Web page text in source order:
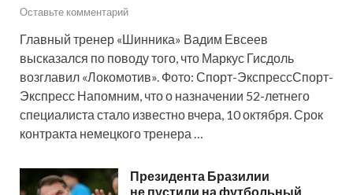
Оставьте комментарий
Главный тренер «Шинника» Вадим Евсеев
высказался по поводу того, что Маркус Гисдоль
возглавил «Локомотив». Фото: Спорт-ЭкспрессСпорт-
Экспресс Напомним, что о назначении 52-летнего
специалиста стало известно вчера, 10 октября. Срок
контракта немецкого тренера …
Президента Бразилии
не пустили на футбольный